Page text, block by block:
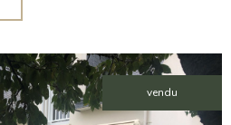
vendu